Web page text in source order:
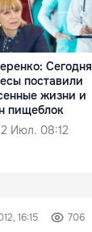
Сегодня
поставили
жизни и
пищеблок
Июл. 08:12
16:15 706